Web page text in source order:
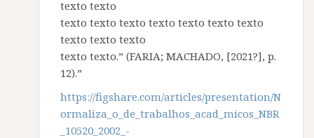
texto texto
texto texto texto texto texto texto texto
texto texto texto
texto texto.” (FARIA; MACHADO, [2021?], p.
12).”
https://figshare.com/articles/presentation/N
ormaliza_o_de_trabalhos_acad_micos_NBR
_10520_2002_-